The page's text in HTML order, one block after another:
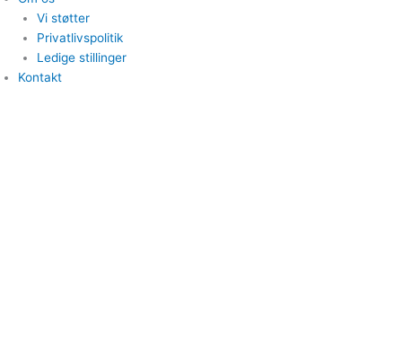
Vi støtter
Privatlivspolitik
Ledige stillinger
Kontakt